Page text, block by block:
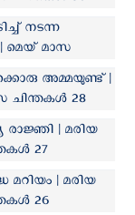
നടന്ന
| മെയ് മാസ
അമ്മയുണ്ട് |
ചിന്തകൾ 28
രാജ്ഞി | മരിയ
27
| മരിയ
26